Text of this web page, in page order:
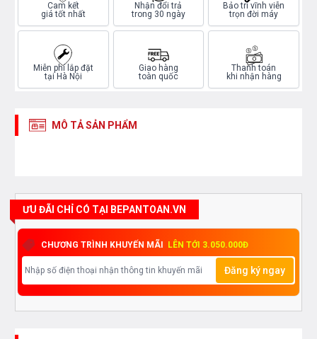
Cam kết
giá tốt nhất
Nhận đổi trả
trong 30 ngày
Bảo trì vĩnh viễn
trọn đời máy
Miễn phí lắp đặt
tại Hà Nội
Giao hàng
toàn quốc
Thanh toán
khi nhận hàng
MÔ TẢ SẢN PHẨM
ƯU ĐÃI CHỈ CÓ TẠI BEPANTOAN.VN
CHƯƠNG TRÌNH KHUYẾN MÃI LÊN TỚI 3.050.000Đ
Đăng ký ngay